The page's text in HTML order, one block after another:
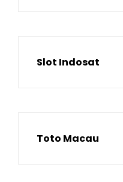
Slot Indosat
Toto Macau